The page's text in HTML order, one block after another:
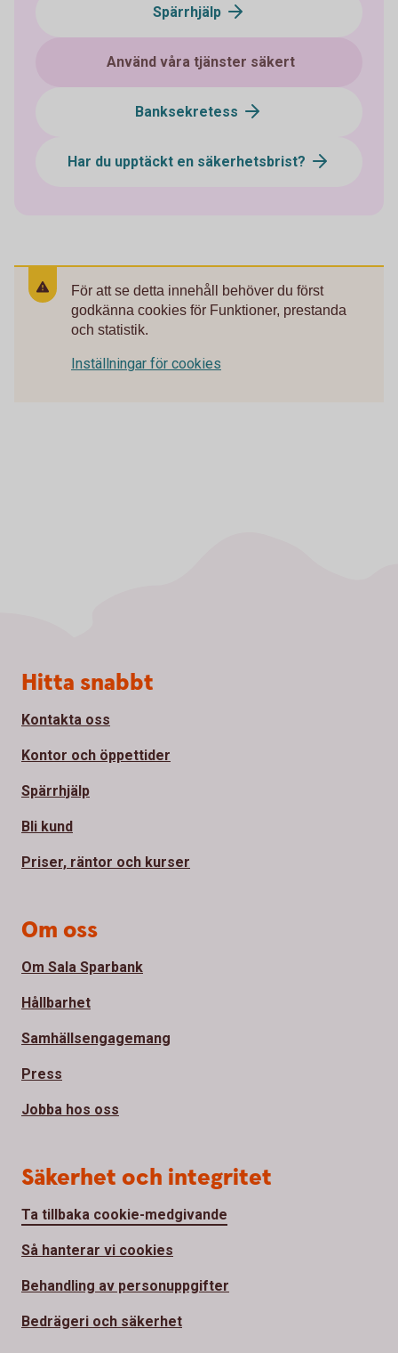
Spärrhjälp
Använd våra tjänster säkert
Banksekretess
Har du upptäckt en säkerhetsbrist?
För att se detta innehåll behöver du först
godkänna cookies för Funktioner, prestanda
och statistik.
Inställningar för cookies
Sidfot
Hitta snabbt
Kontakta oss
Kontor och öppettider
Spärrhjälp
Bli kund
Priser, räntor och kurser
Om oss
Om Sala Sparbank
Hållbarhet
Samhällsengagemang
Press
Jobba hos oss
Säkerhet och integritet
Ta tillbaka cookie-medgivande
Så hanterar vi cookies
Behandling av personuppgifter
Bedrägeri och säkerhet